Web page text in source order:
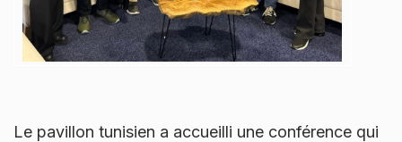
Le pavillon tunisien a accueilli une conférence qui